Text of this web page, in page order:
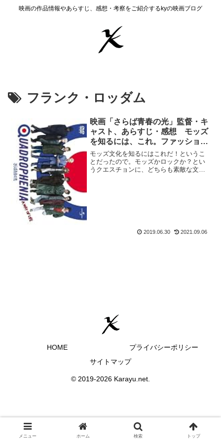
映画の作品情報やあらすじ、感想・考察をご紹介するkyの映画ブログ
フランク・ロッダム
映画「さらば青春の光」監督・キ
ャスト、あらすじ・感想 モッズ
を知るには、これ。ファッション
文化史的考察
モッズ文化を知るにはこれだ！というこ
とだったので。モッズかロックか？とい
うクエスチョンに、どちらも素敵な文化
2019.06.30 2021.09.06
HOME
プライバシーポリシー
サイトマップ
© 2019-2026 Karayu.net.
メニュー ホーム 検索 トップ